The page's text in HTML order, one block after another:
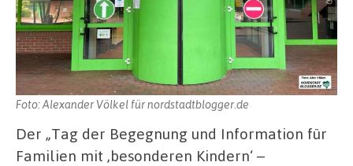
Foto: Alexander Völkel für nordstadtblogger.de
Der „Tag der Begegnung und Information für
Familien mit ,besonderen Kindern‘ –